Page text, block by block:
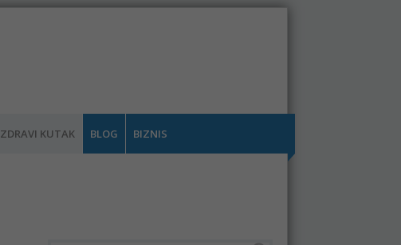
ZDRAVI KUTAK BLOG BIZNIS